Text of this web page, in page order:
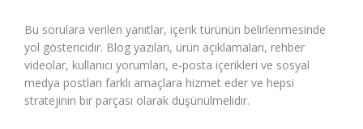
Bu sorulara verilen yanıtlar, içerik türünün belirlenmesinde
yol göstericidir. Blog yazıları, ürün açıklamaları, rehber
videolar, kullanıcı yorumları, e-posta içerikleri ve sosyal
medya postları farklı amaçlara hizmet eder ve hepsi
stratejinin bir parçası olarak düşünülmelidir.